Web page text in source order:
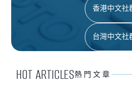
香港中文社
台灣中文社
HOT ARTICLES熱門文章